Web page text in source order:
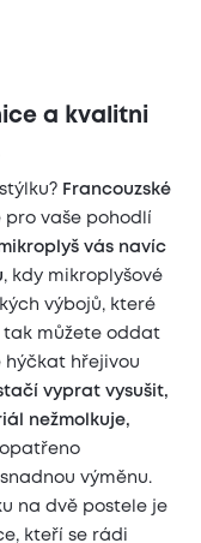
a kvalitni
Francouzské
vaše pohodlí
vás navíc
, kdy mikroplyšové
výbojů, které
tak můžete oddat
hýčkat hřejivou
vyprat vysušit,
nežmolkuje,
výměnu.
na dvě postele je
kteří se rádi